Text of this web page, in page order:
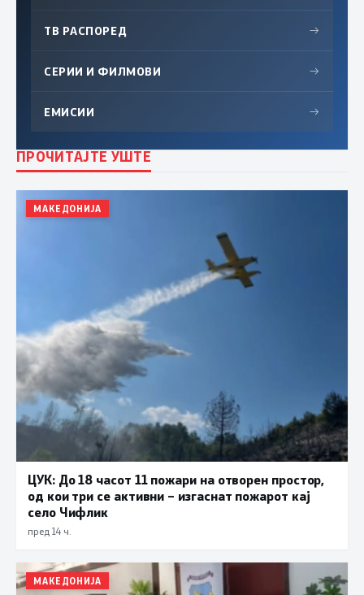
ТВ РАСПОРЕД →
СЕРИИ И ФИЛМОВИ →
ЕМИСИИ →
ПРОЧИТАЈТЕ УШТЕ
МАКЕДОНИЈА
ЦУК: До 18 часот 11 пожари на отворен простор,
од кои три се активни – изгаснат пожарот кај
село Чифлик
пред 14 ч.
МАКЕДОНИЈА